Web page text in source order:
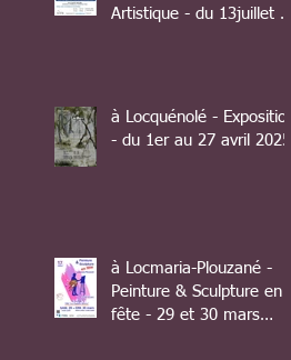
Artistique - du 13juillet au
à Locquénolé - Exposition
- du 1er au 27 avril 2025
à Locmaria-Plouzané -
Peinture & Sculpture en
fête - 29 et 30 mars